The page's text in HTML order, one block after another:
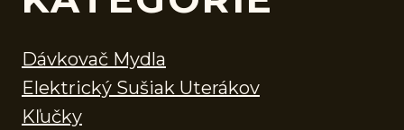
Dávkovač Mydla
Elektrický Sušiak Uterákov
Kľučky